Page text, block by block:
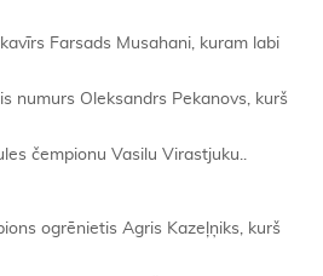
Farsads Musahani, kuram labi
numurs Oleksandrs Pekanovs, kurš
čempionu Vasilu Virastjuku..
ogrēnietis Agris Kazeļņiks, kurš